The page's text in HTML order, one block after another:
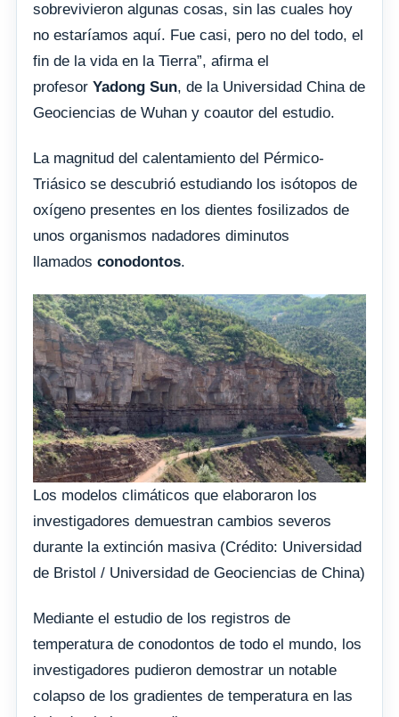
sobrevivieron algunas cosas, sin las cuales hoy
no estaríamos aquí. Fue casi, pero no del todo, el
fin de la vida en la Tierra”, afirma el
profesor Yadong Sun, de la Universidad China de
Geociencias de Wuhan y coautor del estudio.
La magnitud del calentamiento del Pérmico-
Triásico se descubrió estudiando los isótopos de
oxígeno presentes en los dientes fosilizados de
unos organismos nadadores diminutos
llamados conodontos.
Los modelos climáticos que elaboraron los
investigadores demuestran cambios severos
durante la extinción masiva (Crédito: Universidad
de Bristol / Universidad de Geociencias de China)
Mediante el estudio de los registros de
temperatura de conodontos de todo el mundo, los
investigadores pudieron demostrar un notable
colapso de los gradientes de temperatura en las